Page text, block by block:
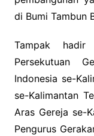
di Bumi Tambun
Tampak
Persekutuan
Indonesia se-
se-Kalimantan
Aras Gereja se-
Pengurus